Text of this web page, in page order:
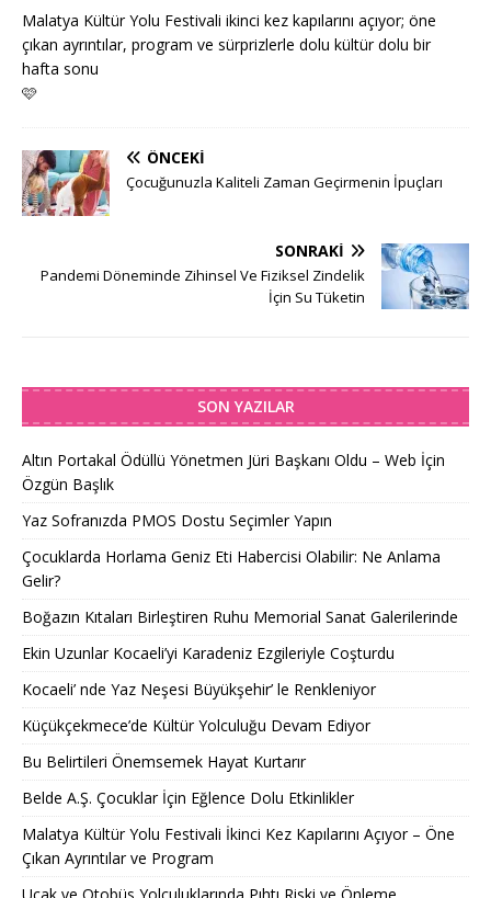
Malatya Kültür Yolu Festivali ikinci kez kapılarını açıyor; öne
çıkan ayrıntılar, program ve sürprizlerle dolu kültür dolu bir
hafta sonu
🩷
ÖNCEKI
Çocuğunuzla Kaliteli Zaman Geçirmenin İpuçları
SONRAKI
Pandemi Döneminde Zihinsel Ve Fiziksel Zindelik
İçin Su Tüketin
SON YAZILAR
Altın Portakal Ödüllü Yönetmen Jüri Başkanı Oldu – Web İçin
Özgün Başlık
Yaz Sofranızda PMOS Dostu Seçimler Yapın
Çocuklarda Horlama Geniz Eti Habercisi Olabilir: Ne Anlama
Gelir?
Boğazın Kıtaları Birleştiren Ruhu Memorial Sanat Galerilerinde
Ekin Uzunlar Kocaeli’yi Karadeniz Ezgileriyle Coşturdu
Kocaeli’ nde Yaz Neşesi Büyükşehir’ le Renkleniyor
Küçükçekmece’de Kültür Yolculuğu Devam Ediyor
Bu Belirtileri Önemsemek Hayat Kurtarır
Belde A.Ş. Çocuklar İçin Eğlence Dolu Etkinlikler
Malatya Kültür Yolu Festivali İkinci Kez Kapılarını Açıyor – Öne
Çıkan Ayrıntılar ve Program